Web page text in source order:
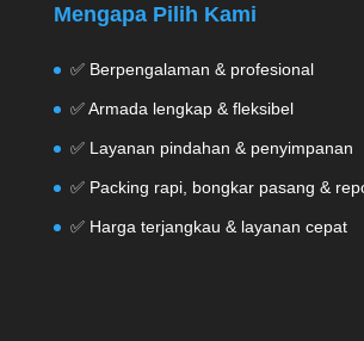
Mengapa Pilih Kami
✅ Berpengalaman & profesional
✅ Armada lengkap & fleksibel
✅ Layanan pindahan & penyimpanan
✅ Packing rapi, bongkar pasang &
✅ Harga terjangkau & layanan cepat